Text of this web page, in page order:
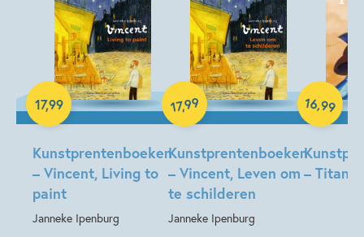
Kunstprentenboeken
– Vincent, Living to
paint
Janneke Ipenburg
17,99
Hardcover
Kunstprentenboeken
– Vincent, Leven om
te schilderen
Janneke Ipenburg
17,99
Hardcover
– Titanic
16,99
Hardcover